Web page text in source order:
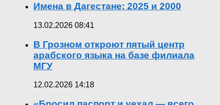
Имена в Дагестане: 2025 и 2000
13.02.2026 08:41
В Грозном откроют пятый центр
арабского языка на базе филиала
МГУ
12.02.2026 14:18